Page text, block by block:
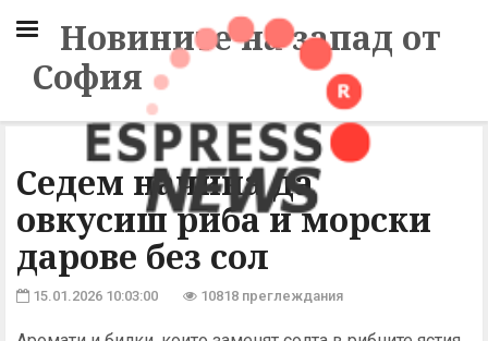
Новините на запад от
София
Седем начина да
овкусиш риба и морски
дарове без сол
15.01.2026 10:03:00 10818 преглеждания